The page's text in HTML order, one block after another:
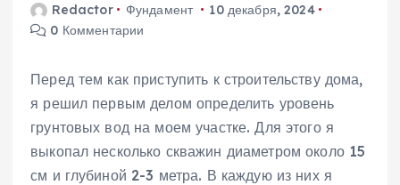
Redactor Фундамент
10 декабря, 2024
0 Комментарии
Перед тем как приступить к строительству дома‚
я решил первым делом определить уровень
грунтовых вод на моем участке. Для этого я
выкопал несколько скважин диаметром около 15
см и глубиной 2-3 метра. В каждую из них я